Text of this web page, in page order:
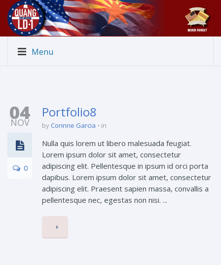
Menu
04
NOV
0
Portfolio8
by Corinne Garcia in
Nulla quis lorem ut libero malesuada feugiat.
Lorem ipsum dolor sit amet, consectetur
adipiscing elit. Pellentesque in ipsum id orci porta
dapibus. Lorem ipsum dolor sit amet, consectetur
adipiscing elit. Praesent sapien massa, convallis a
pellentesque nec, egestas non nisi. ...